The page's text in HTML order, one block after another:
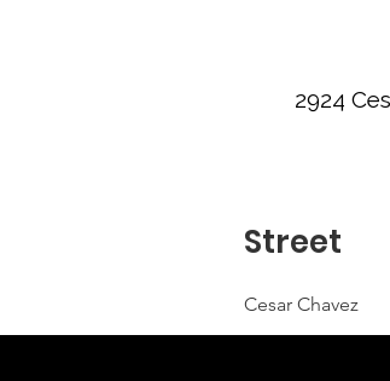
2924
Street
Cesar Chavez